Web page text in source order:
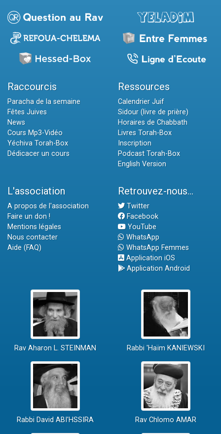
Raccourcis
Paracha de la semaine
Fêtes Juives
News
Cours Mp3-Vidéo
Yéchiva Torah-Box
Dédicacer un cours
Ressources
Calendrier Juif
Sidour (livre de prière)
Horaires de Chabbath
Livres Torah-Box
Inscription
Podcast Torah-Box
English Version
L'association
A propos de l'association
Faire un don !
Mentions légales
Nous contacter
Aide (FAQ)
Retrouvez-nous...
Twitter
Facebook
YouTube
WhatsApp
WhatsApp Femmes
Application iOS
Application Android
Rav Aharon L. STEINMAN Rabbi 'Haïm KANIEWSKI
Rabbi David ABI'HSSIRA Rav Chlomo AMAR